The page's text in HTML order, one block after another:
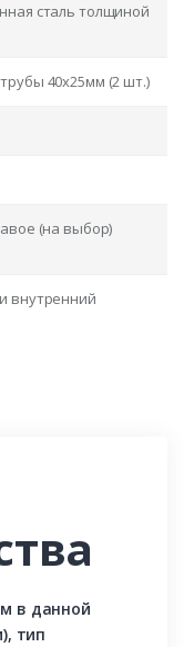
сталь толщиной
40х25мм (2 шт.)
(на выбор)
внутренний
в данной
тип